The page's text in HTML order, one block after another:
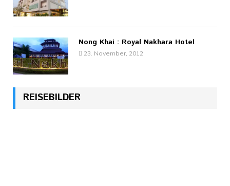
Nong Khai : Royal Nakhara Hotel
23. November, 2012
REISEBILDER